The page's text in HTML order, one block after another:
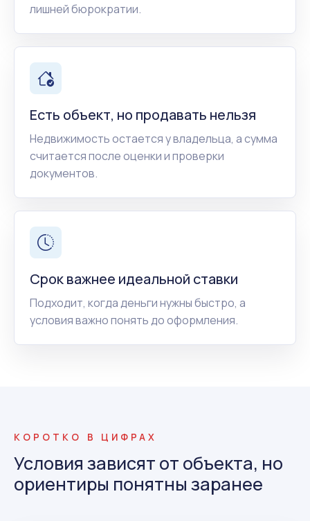
лишней бюрократии.
Есть объект, но продавать нельзя
Недвижимость остается у владельца, а сумма
считается после оценки и проверки
документов.
Срок важнее идеальной ставки
Подходит, когда деньги нужны быстро, а
условия важно понять до оформления.
КОРОТКО В ЦИФРАХ
Условия зависят от объекта, но
ориентиры понятны заранее